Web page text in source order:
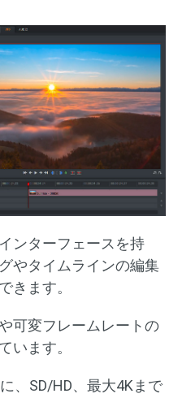
ンターフェースを持
やタイムラインの編集
きます。
可変フレームレートの
います。
、SD/HD、最大4Kまで